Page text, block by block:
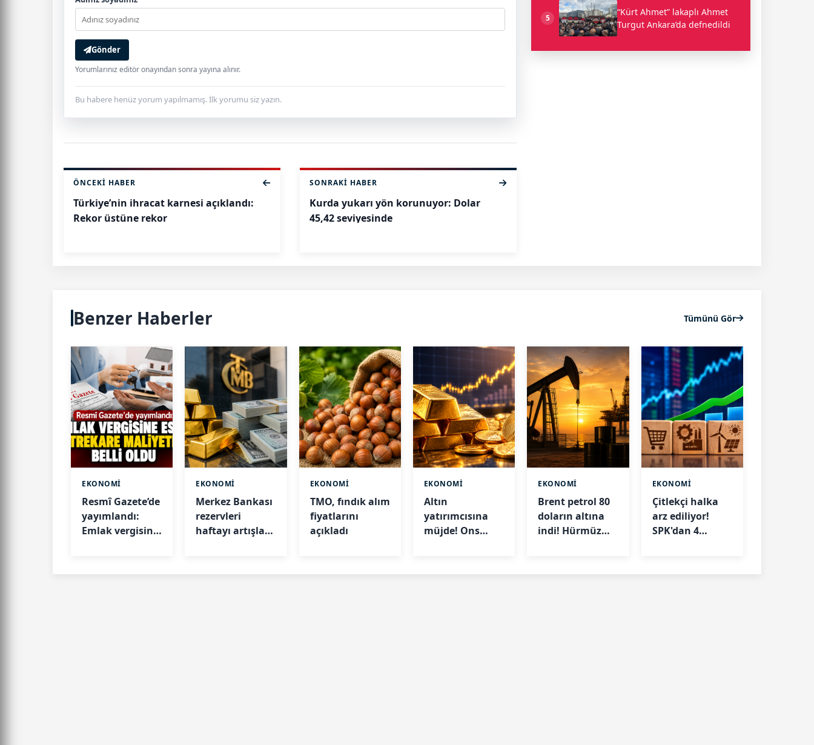
Gönder
Yorumlarınız editör onayından sonra yayına alınır.
Bu habere henüz yorum yapılmamış. İlk yorumu siz yazın.
ÖNCEKI HABER
Türkiye’nin ihracat karnesi açıklandı:
Rekor üstüne rekor
SONRAKI HABER
Kurda yukarı yön korunuyor: Dolar
45,42 seviyesinde
5
“Kürt Ahmet” lakaplı Ahmet
Turgut Ankara’da defnedildi
Benzer Haberler Tümünü Gör
EKONOMİ
Resmî Gazete’de
yayımlandı:
Emlak vergisine
EKONOMİ
Merkez Bankası
rezervleri
haftayı artışla
EKONOMİ
TMO, fındık alım
fiyatlarını
açıkladı
EKONOMİ
Altın
yatırımcısına
müjde! Ons
EKONOMİ
Brent petrol 80
doların altına
indi! Hürmüz
EKONOMİ
Çitlekçi halka
arz ediliyor!
SPK'dan 4